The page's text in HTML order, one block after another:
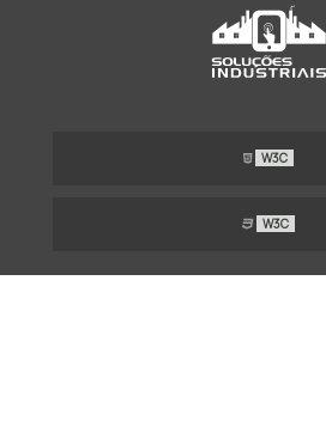
W3C
W3C